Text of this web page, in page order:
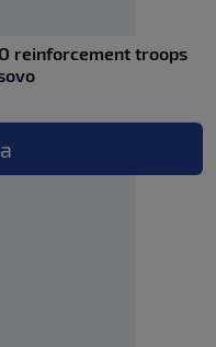
reinforcement troops